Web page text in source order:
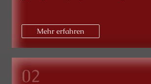
Mehr erfahren